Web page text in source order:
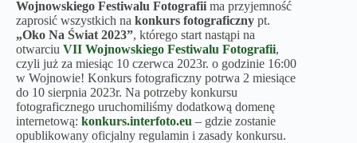
Wojnowskiego Festiwalu Fotografii ma przyjemność
zaprosić wszystkich na konkurs fotograficzny pt.
„Oko Na Świat 2023”, którego start nastąpi na
otwarciu VII Wojnowskiego Festiwalu Fotografii,
czyli już za miesiąc 10 czerwca 2023r. o godzinie 16:00
w Wojnowie! Konkurs fotograficzny potrwa 2 miesiące
do 10 sierpnia 2023r. Na potrzeby konkursu
fotograficznego uruchomiliśmy dodatkową domenę
internetową: konkurs.interfoto.eu – gdzie zostanie
opublikowany oficjalny regulamin i zasady konkursu.